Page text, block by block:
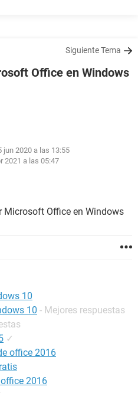
Siguiente Tema
Office en Windows
jun 2020 a las 13:55
2021 a las 05:47
Microsoft Office en Windows
10
10 - Mejores respuestas
✓
office 2016
2016